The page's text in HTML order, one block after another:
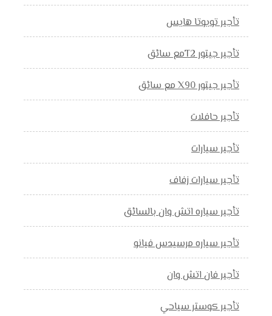
تأجير تويوتا هايس
تأجير جيتور T2مع سائق
تأجير جيتور X90 مع سائق
تأجير حافلات
تأجير سيارات
تأجير سيارات زفاف
تأجير سياره اتش وان بالسائق
تأجير سياره مرسيدس فيانو
تأجير فان اتش وان
تأجير كوستر سياحي